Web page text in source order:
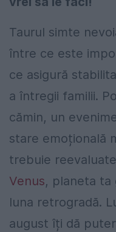
Taurul simte
între ce este
ce asigură
a întregii familii.
cămin, un
stare emoțională
trebuie
Venus, planeta ta
luna retrogradă.
august îți dă